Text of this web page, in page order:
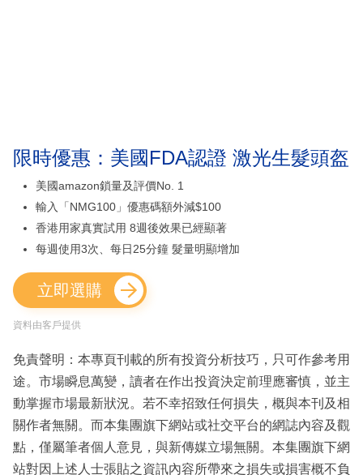
限時優惠：美國FDA認證 激光生髮頭盔
美國amazon鎖量及評價No. 1
輸入「NMG100」優惠碼額外減$100
香港用家真實試用 8週後效果已經顯著
每週使用3次、每日25分鐘 髮量明顯增加
立即選購
資料由客戶提供
免責聲明：本專頁刊載的所有投資分析技巧，只可作參考用
途。市場瞬息萬變，讀者在作出投資決定前理應審慎，並主
動掌握市場最新狀況。若不幸招致任何損失，概與本刊及相
關作者無關。而本集團旗下網站或社交平台的網誌內容及觀
點，僅屬筆者個人意見，與新傳媒立場無關。本集團旗下網
站對因上述人士張貼之資訊內容所帶來之損失或損害概不負